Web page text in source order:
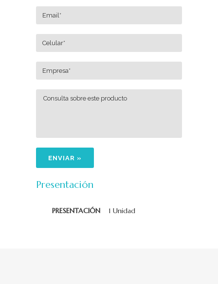
Presentación
PRESENTACIÓN 1 Unidad